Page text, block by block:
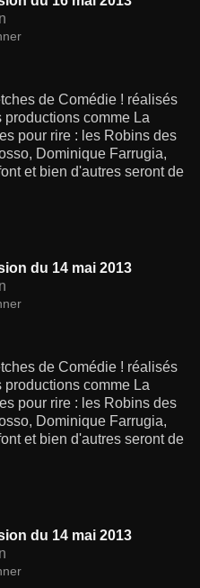
de Comédie ! réalisés
comme La
pour rire : les Robins des
Dominique Farrugia,
et bien d'autres seront de
du 14 mai 2013
de Comédie ! réalisés
comme La
pour rire : les Robins des
Dominique Farrugia,
et bien d'autres seront de
du 14 mai 2013